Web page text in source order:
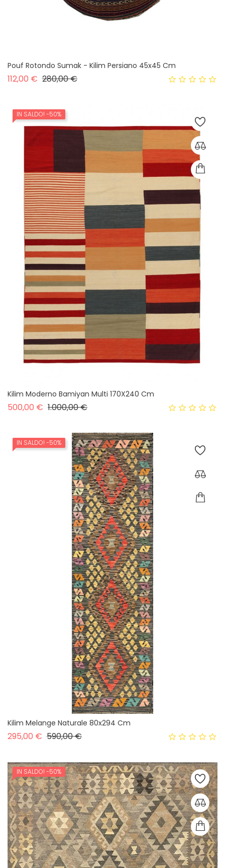
Pouf Rotondo Sumak - Kilim Persiano 45x45 Cm
112,00 € Prezzo base
280,00 €Prezzo
IN SALDO! -50%
Kilim Moderno Bamiyan Multi 170X240 Cm
500,00 € Prezzo base
1.000,00 €Prezzo
IN SALDO! -50%
Kilim Melange Naturale 80x294 Cm
295,00 € Prezzo base
590,00 €Prezzo
IN SALDO! -50%